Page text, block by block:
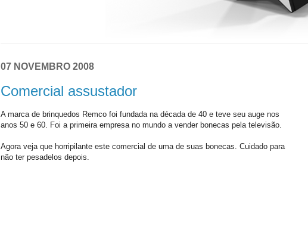
07 NOVEMBRO 2008
Comercial assustador
A marca de brinquedos Remco foi fundada na década de 40 e teve seu auge nos
anos 50 e 60. Foi a primeira empresa no mundo a vender bonecas pela televisão.
Agora veja que horripilante este comercial de uma de suas bonecas. Cuidado para
não ter pesadelos depois.